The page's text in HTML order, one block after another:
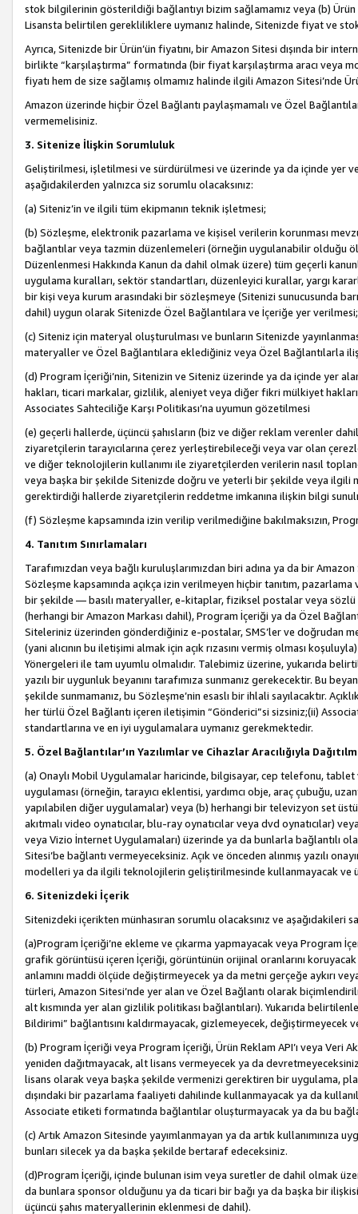
stok bilgilerinin gösterildiği bağlantıyı bizim sağlamamız veya (b)
Lisansta belirtilen gerekliliklere uymanız halinde, Sitenizde fiyat ve
Ayrıca, Sitenizde bir Ürün’ün fiyatını, bir Amazon Sitesi dışında bir
birlikte “karşılaştırma” formatında (bir fiyat karşılaştırma aracı veya
fiyatı hem de size sağlamış olmamız halinde ilgili Amazon Sitesi’nde
Amazon üzerinde hiçbir Özel Bağlantı paylaşmamalı ve Özel
vermemelisiniz.
3. Sitenize İlişkin Sorumluluk
Geliştirilmesi, işletilmesi ve sürdürülmesi ve üzerinde ya da içinde yer
aşağıdakilerden yalnızca siz sorumlu olacaksınız:
(a) Siteniz’in ve ilgili tüm ekipmanın teknik işletmesi;
(b) Sözleşme, elektronik pazarlama ve kişisel verilerin korunması
bağlantılar veya tazmin düzenlemeleri (örneğin uygulanabilir olduğu
Düzenlenmesi Hakkında Kanun da dahil olmak üzere) tüm geçerli
uygulama kuralları, sektör standartları, düzenleyici kurallar, yargı
bir kişi veya kurum arasındaki bir sözleşmeye (Sitenizi sunucusunda
dahil) uygun olarak Sitenizde Özel Bağlantılara ve İçeriğe yer verilmesi;
(c) Siteniz için materyal oluşturulması ve bunların Sitenizde
materyaller ve Özel Bağlantılara eklediğiniz veya Özel Bağlantılarla
(d) Program İçeriği’nin, Sitenizin ve Siteniz üzerinde ya da içinde yer
hakları, ticari markalar, gizlilik, aleniyet veya diğer fikri mülkiyet
Associates Sahteciliğe Karşı Politikası’na uyumun gözetilmesi
(e) geçerli hallerde, üçüncü şahısların (biz ve diğer reklam verenler
ziyaretçilerin tarayıcılarına çerez yerleştirebileceği veya var olan
ve diğer teknolojilerin kullanımı ile ziyaretçilerden verilerin nasıl
veya başka bir şekilde Sitenizde doğru ve yeterli bir şekilde veya ilgili
gerektirdiği hallerde ziyaretçilerin reddetme imkanına ilişkin bilgi
(f) Sözleşme kapsamında izin verilip verilmediğine bakılmaksızın,
4. Tanıtım Sınırlamaları
Tarafımızdan veya bağlı kuruluşlarımızdan biri adına ya da bir
Sözleşme kapsamında açıkça izin verilmeyen hiçbir tanıtım,
bir şekilde — basılı materyaller, e-kitaplar, fiziksel postalar veya sözlü
(herhangi bir Amazon Markası dahil), Program İçeriği ya da Özel
Siteleriniz üzerinden gönderdiğiniz e-postalar, SMS’ler ve doğrudan
(yani alıcının bu iletişimi almak için açık rızasını vermiş olması
Yönergeleri ile tam uyumlu olmalıdır. Talebimiz üzerine, yukarıda
yazılı bir uygunluk beyanını tarafımıza sunmanız gerekecektir. Bu
şekilde sunmamanız, bu Sözleşme’nin esaslı bir ihlali sayılacaktır.
her türlü Özel Bağlantı içeren iletişimin “Gönderici”si sizsiniz;(ii)
standartlarına ve en iyi uygulamalara uymanız gerekmektedir.
5. Özel Bağlantılar’ın Yazılımlar ve Cihazlar Aracılığıyla
(a) Onaylı Mobil Uygulamalar haricinde, bilgisayar, cep telefonu,
uygulaması (örneğin, tarayıcı eklentisi, yardımcı obje, araç çubuğu,
yapılabilen diğer uygulamalar) veya (b) herhangi bir televizyon set
akıtmalı video oynatıcılar, blu-ray oynatıcılar veya dvd oynatıcılar)
veya Vizio İnternet Uygulamaları) üzerinde ya da bunlarla bağlantılı
Sitesi’be bağlantı vermeyeceksiniz. Açık ve önceden alınmış yazılı
modelleri ya da ilgili teknolojilerin geliştirilmesinde kullanmayacak ve
6. Sitenizdeki İçerik
Sitenizdeki içerikten münhasıran sorumlu olacaksınız ve aşağıdakileri
(a)Program İçeriği’ne ekleme ve çıkarma yapmayacak veya Program
grafik görüntüsü içeren İçeriği, görüntünün orijinal oranlarını
anlamını maddi ölçüde değiştirmeyecek ya da metni gerçeğe aykırı
türleri, Amazon Sitesi’nde yer alan ve Özel Bağlantı olarak
alt kısmında yer alan gizlilik politikası bağlantıları). Yukarıda
Bildirimi” bağlantısını kaldırmayacak, gizlemeyecek,
(b) Program İçeriği veya Program İçeriği, Ürün Reklam API’ı veya Veri
yeniden dağıtmayacak, alt lisans vermeyecek ya da
lisans olarak veya başka şekilde vermenizi gerektiren bir uygulama,
dışındaki bir pazarlama faaliyeti dahilinde kullanmayacak ya da
Associate etiketi formatında bağlantılar oluşturmayacak ya da bu
(c) Artık Amazon Sitesinde yayımlanmayan ya da artık kullanımınıza
bunları silecek ya da başka şekilde bertaraf edeceksiniz.
(d)Program İçeriği, içinde bulunan isim veya suretler de dahil olmak
da bunlara sponsor olduğunu ya da ticari bir bağı ya da başka bir
üçüncü şahıs materyallerinin eklenmesi de dahil).